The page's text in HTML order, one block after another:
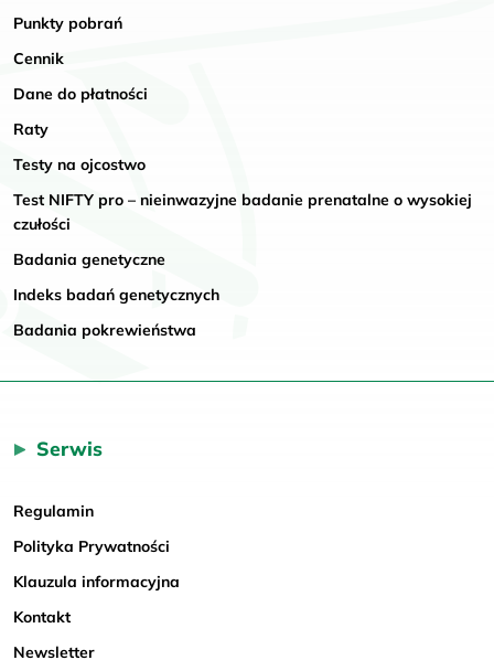
Punkty pobrań
Cennik
Dane do płatności
Raty
Testy na ojcostwo
Test NIFTY pro – nieinwazyjne badanie prenatalne o wysokiej
czułości
Badania genetyczne
Indeks badań genetycznych
Badania pokrewieństwa
Serwis
Regulamin
Polityka Prywatności
Klauzula informacyjna
Kontakt
Newsletter